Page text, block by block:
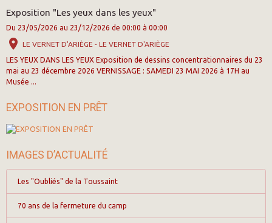
Exposition "Les yeux dans les yeux"
Du 23/05/2026 au 23/12/2026 de 00:00 à 00:00
LE VERNET D'ARIÈGE - LE VERNET D'ARIÈGE
LES YEUX DANS LES YEUX Exposition de dessins concentrationnaires du 23
mai au 23 décembre 2026 VERNISSAGE : SAMEDI 23 MAI 2026 à 17H au
Musée ...
EXPOSITION EN PRÊT
IMAGES D’ACTUALITÉ
Les "Oubliés" de la Toussaint
70 ans de la fermeture du camp